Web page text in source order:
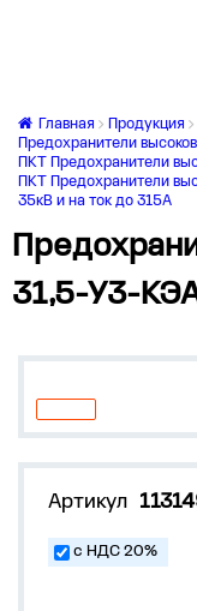
Главная Продукция
Предохранители
ПКТ Предохранители
ПКТ Предохранители
35кВ и на ток до 315А
31,5-У3-
Артикул
с НДС 20%